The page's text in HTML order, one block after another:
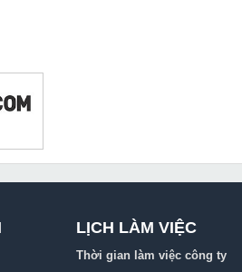
LỊCH LÀM VIỆC
Thời gian làm việc công ty